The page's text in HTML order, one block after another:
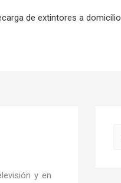
de extintores a domicilio
y en